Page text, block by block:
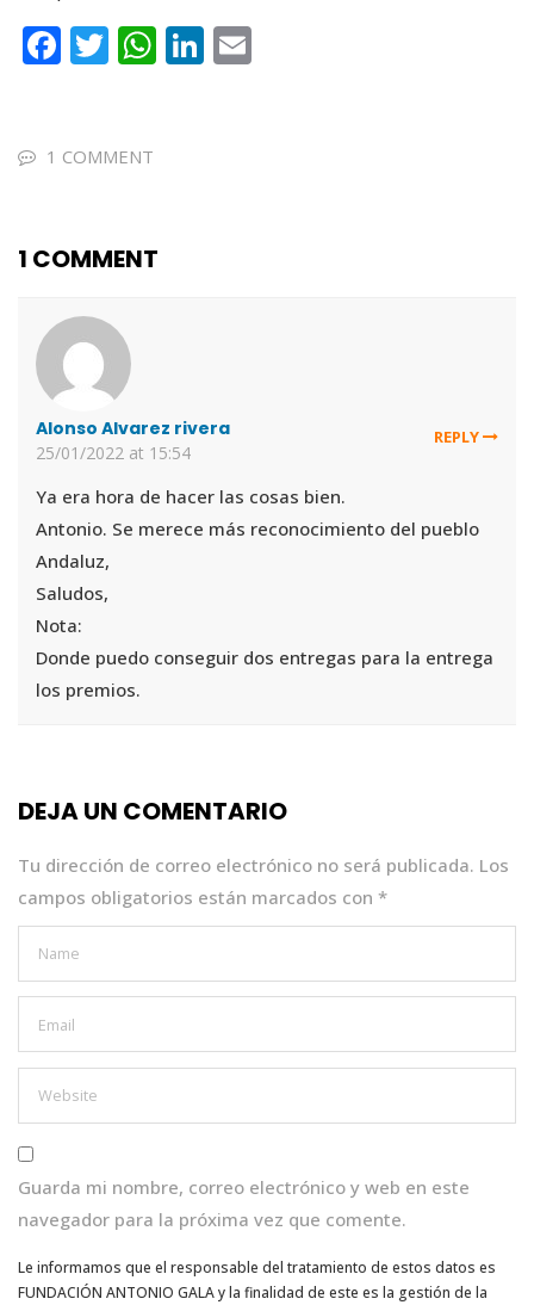
F
e
o
k
T
te
W Li
1 COMMENT
1 COMMENT
REPLY
Alonso Alvarez rivera
25/01/2022 at 15:54
Ya era hora de hacer las cosas bien.
Antonio. Se merece más reconocimiento del pueblo
Andaluz,
Saludos,
Nota:
Donde puedo conseguir dos entregas para la entrega
los premios.
DEJA UN COMENTARIO
Tu dirección de correo electrónico no será publicada. Los
campos obligatorios están marcados con *
Guarda mi nombre, correo electrónico y web en este
navegador para la próxima vez que comente.
Le informamos que el responsable del tratamiento de estos datos es
FUNDACIÓN ANTONIO GALA y la finalidad de este es la gestión de la